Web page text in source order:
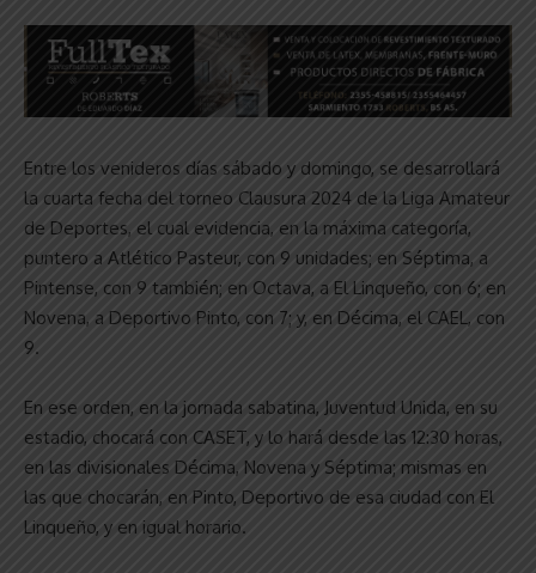
Entre los venideros días sábado y domingo, se desarrollará
la cuarta fecha del torneo Clausura 2024 de la Liga Amateur
de Deportes, el cual evidencia, en la máxima categoría,
puntero a Atlético Pasteur, con 9 unidades; en Séptima, a
Pintense, con 9 también; en Octava, a El Linqueño, con 6; en
Novena, a Deportivo Pinto, con 7; y, en Décima, el CAEL, con
9.
En ese orden, en la jornada sabatina, Juventud Unida, en su
estadio, chocará con CASET, y lo hará desde las 12:30 horas,
en las divisionales Décima, Novena y Séptima; mismas en
las que chocarán, en Pinto, Deportivo de esa ciudad con El
Linqueño, y en igual horario.